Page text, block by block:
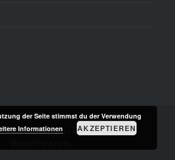
von WordPress
Theme: Dyad von
der Seite stimmst du der Verwendung
Informationen AKZEPTIEREN